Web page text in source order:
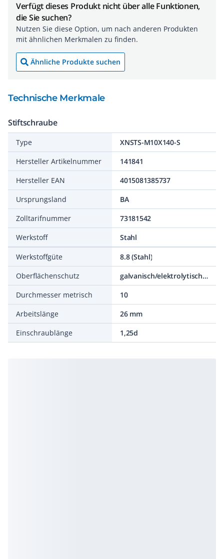
Verfügt dieses Produkt nicht über alle Funktionen,
die Sie suchen?
Nutzen Sie diese Option, um nach anderen Produkten
mit ähnlichen Merkmalen zu finden.
Ähnliche Produkte suchen
Technische Merkmale
Stiftschraube
Type
XNSTS-M10X140-S
Hersteller Artikelnummer
141841
Hersteller EAN
4015081385737
Ursprungsland
BA
Zolltarifnummer
73181542
Werkstoff
Stahl
Werkstoffgüte
8.8 (Stahl)
Oberflächenschutz
galvanisch/elektrolytisch verzinkt
Durchmesser metrisch
10
Arbeitslänge
26 mm
Einschraublänge
1,25d